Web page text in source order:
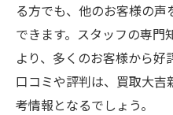
る方でも、他のお客様の
できます。スタッフの専門
より、多くのお客様から好
口コミや評判は、買取大
考情報となるでしょう。